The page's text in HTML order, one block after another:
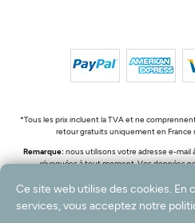
*Tous les prix incluent la TVA et ne
retour gratuits uniquement en France
Remarque:nous utilisons votre adresse e-mail
révoquées à tout moment. Vos données
© 2003 - 2026 Rudolf Hossdorf Teppichhandel
Ce site web utilise des cookies. En
services, vous acceptez notre